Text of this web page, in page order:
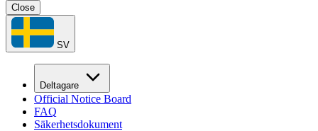
Close
SV
Deltagare
Official Notice Board
FAQ
Säkerhetsdokument